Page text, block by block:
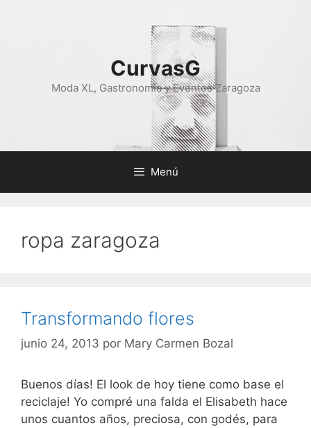
CurvasG
Moda XL, Gastronomía y Eventos Zaragoza
Menú
ropa zaragoza
Transformando flores
junio 24, 2013 por Mary Carmen Bozal
Buenos días! El look de hoy tiene como base el
reciclaje! Yo compré una falda el Elisabeth hace
unos cuantos años, preciosa, con godés, para